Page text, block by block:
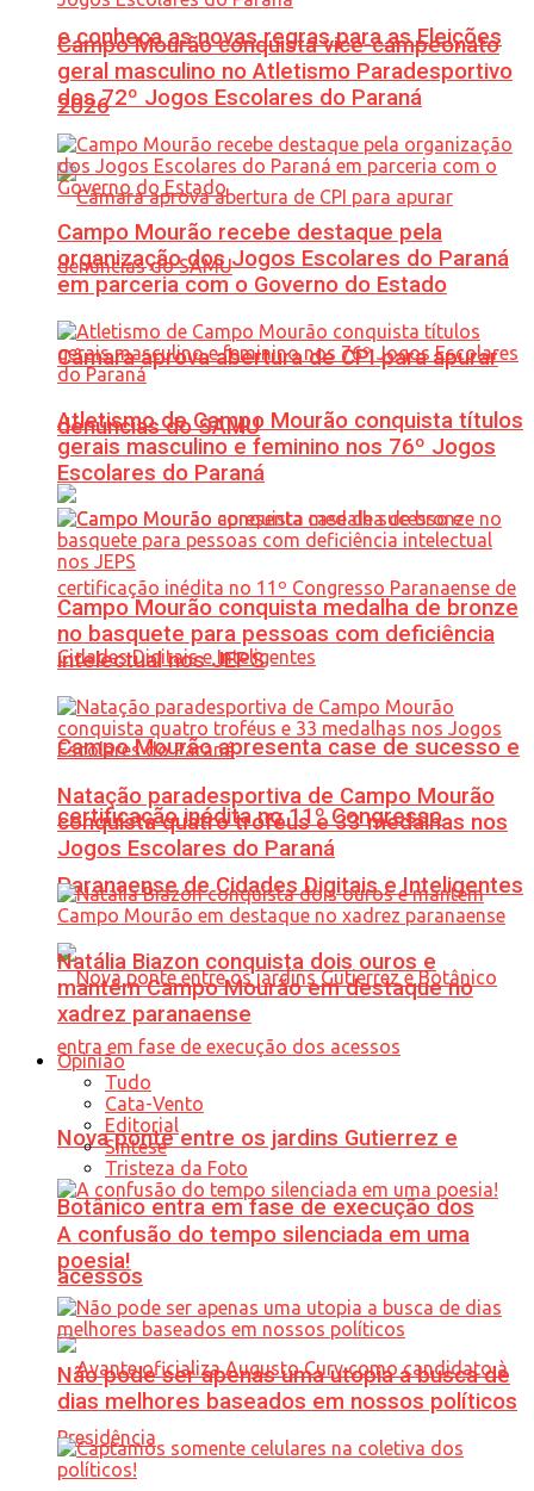
e conheça as novas regras para as Eleições
2026
Câmara aprova abertura de CPI para apurar
denúncias do SAMU
Campo Mourão apresenta case de sucesso e
certificação inédita no 11º Congresso
Paranaense de Cidades Digitais e Inteligentes
Nova ponte entre os jardins Gutierrez e
Botânico entra em fase de execução dos
acessos
Campo Mourão conquista vice-campeonato
geral masculino no Atletismo Paradesportivo
dos 72º Jogos Escolares do Paraná
Campo Mourão recebe destaque pela
organização dos Jogos Escolares do Paraná
em parceria com o Governo do Estado
Atletismo de Campo Mourão conquista títulos
gerais masculino e feminino nos 76º Jogos
Escolares do Paraná
Campo Mourão conquista medalha de bronze
no basquete para pessoas com deficiência
intelectual nos JEPS
Natação paradesportiva de Campo Mourão
conquista quatro troféus e 33 medalhas nos
Jogos Escolares do Paraná
Natália Biazon conquista dois ouros e
mantém Campo Mourão em destaque no
xadrez paranaense
Opinião
Tudo
Cata-Vento
Editorial
Síntese
Tristeza da Foto
A confusão do tempo silenciada em uma
poesia!
Não pode ser apenas uma utopia a busca de
dias melhores baseados em nossos políticos